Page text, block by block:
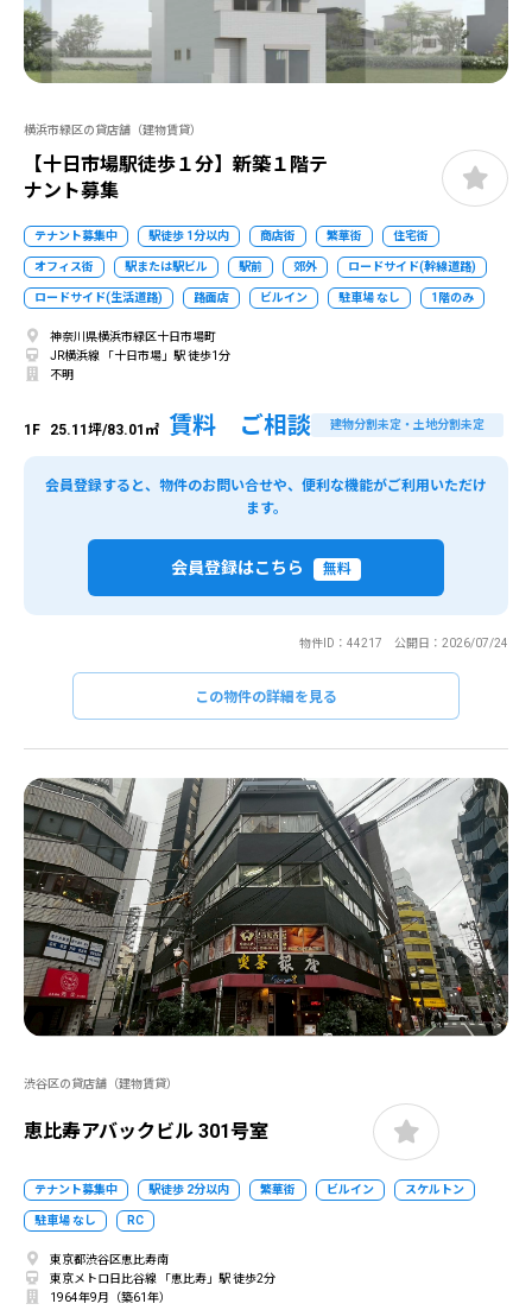
横浜市緑区の貸店舗（建物賃貸）
【十日市場駅徒歩１分】新築１階テ
ナント募集
テナント募集中 駅徒歩 1分以内 商店街 繁華街 住宅街
オフィス街 駅または駅ビル 駅前 郊外 ロードサイド(幹線道路)
ロードサイド(生活道路) 路面店 ビルイン 駐車場 なし 1階のみ
神奈川県横浜市緑区十日市場町
JR横浜線 「十日市場」駅 徒歩1分
不明
1F 25.11坪/83.01㎡ 賃料 ご相談 建物分割未定・土地分割未定
会員登録すると、物件のお問い合せや、便利な機能がご利用いただけ
ます。
会員登録はこちら 無料
物件ID：44217 公開日：2026/07/24
この物件の詳細を見る
渋谷区の貸店舗（建物賃貸）
恵比寿アバックビル 301号室
テナント募集中 駅徒歩 2分以内 繁華街 ビルイン スケルトン
駐車場 なし RC
東京都渋谷区恵比寿南
東京メトロ日比谷線 「恵比寿」駅 徒歩2分
1964年9月（築61年）